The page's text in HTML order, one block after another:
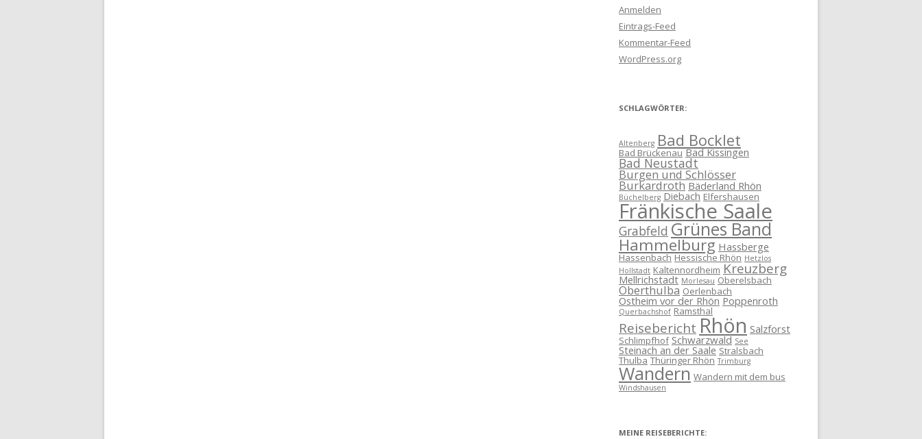
Anmelden
Eintrags-Feed
Kommentar-Feed
WordPress.org
SCHLAGWÖRTER:
Altenberg Bad Bocklet
Bad Brückenau Bad Kissingen
Bad Neustadt
Burgen und Schlösser
Burkardroth Bäderland Rhön
Büchelberg Diebach Elfershausen
Fränkische Saale
Grabfeld Grünes Band
Hammelburg Hassberge
Hassenbach Hessische Rhön Hetzlos
Hollstadt Kaltennordheim Kreuzberg
Mellrichstadt Morlesau Oberelsbach
Oberthulba Oerlenbach
Ostheim vor der Rhön Poppenroth
Querbachshof Ramsthal
ReiseberichtRhön Salzforst
Schlimpfhof Schwarzwald See
Steinach an der Saale Stralsbach
Thulba Thüringer Rhön Trimburg
Wandern Wandern mit dem bus
Windshausen
MEINE REISEBERICHTE: